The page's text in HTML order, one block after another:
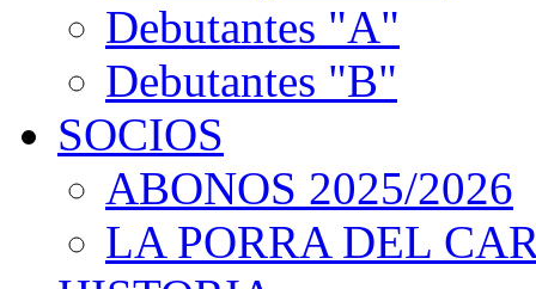
Debutantes "A"
Debutantes "B"
SOCIOS
ABONOS 2025/2026
LA PORRA DEL